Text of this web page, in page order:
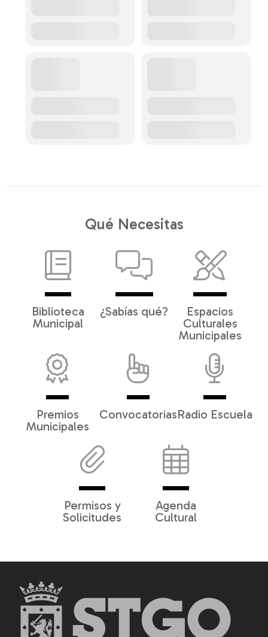
Qué Necesitas
Biblioteca
Municipal
¿Sabías qué?
Espacios
Culturales
Municipales
Premios
Municipales
ConvocatoriasRadio Escuela
Permisos y
Solicitudes
Agenda
Cultural